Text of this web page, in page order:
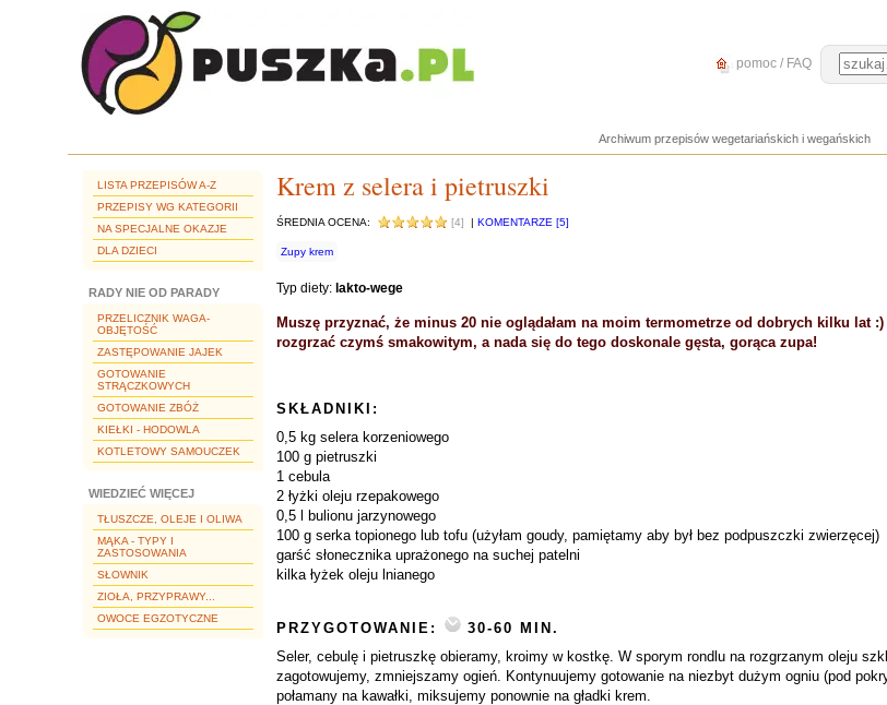
pomoc / FAQ
Archiwum przepisów wegetariańskich i wegańskich
LISTA PRZEPISÓW A-Z
PRZEPISY WG KATEGORII
NA SPECJALNE OKAZJE
DLA DZIECI
RADY NIE OD PARADY
PRZELICZNIK WAGA-
OBJĘTOŚĆ
ZASTĘPOWANIE JAJEK
GOTOWANIE
STRĄCZKOWYCH
GOTOWANIE ZBÓŻ
KIEŁKI - HODOWLA
KOTLETOWY SAMOUCZEK
WIEDZIEĆ WIĘCEJ
TŁUSZCZE, OLEJE I OLIWA
MĄKA - TYPY I
ZASTOSOWANIA
SŁOWNIK
ZIOŁA, PRZYPRAWY...
OWOCE EGZOTYCZNE
Krem z selera i pietruszki
ŚREDNIA OCENA: [4] | KOMENTARZE [5]
Zupy krem
Typ diety: lakto-wege
Muszę przyznać, że minus 20 nie oglądałam na moim termometrze od dobrych kilku lat
rozgrzać czymś smakowitym, a nada się do tego doskonale gęsta, gorąca zupa!
SKŁADNIKI:
0,5 kg selera korzeniowego
100 g pietruszki
1 cebula
2 łyżki oleju rzepakowego
0,5 l bulionu jarzynowego
100 g serka topionego lub tofu (użyłam goudy, pamiętamy aby był bez podpuszczki zwierzęcej)
garść słonecznika uprażonego na suchej patelni
kilka łyżek oleju lnianego
PRZYGOTOWANIE:
30-60 MIN.
Seler, cebulę i pietruszkę obieramy, kroimy w kostkę. W sporym rondlu na rozgrzanym oleju
zagotowujemy, zmniejszamy ogień. Kontynuujemy gotowanie na niezbyt dużym ogniu (pod
połamany na kawałki, miksujemy ponownie na gładki krem.